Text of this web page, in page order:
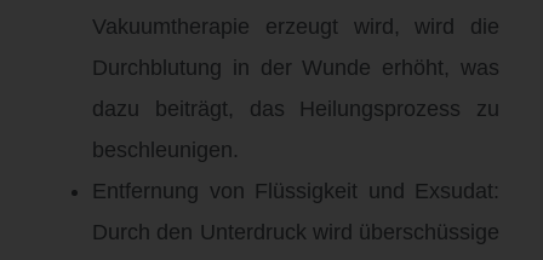
Vakuumtherapie erzeugt wird, wird die
Durchblutung in der Wunde erhöht, was
dazu beiträgt, das Heilungsprozess zu
beschleunigen.
Entfernung von Flüssigkeit und Exsudat:
Durch den Unterdruck wird überschüssige